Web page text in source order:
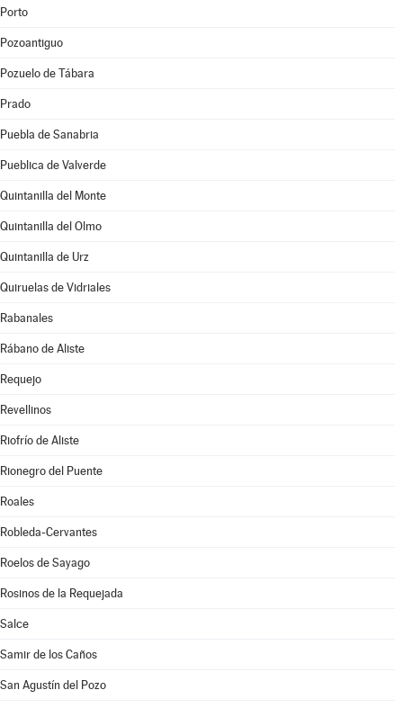
Porto
Pozoantiguo
Pozuelo de Tábara
Prado
Puebla de Sanabria
Pueblica de Valverde
Quintanilla del Monte
Quintanilla del Olmo
Quintanilla de Urz
Quiruelas de Vidriales
Rabanales
Rábano de Aliste
Requejo
Revellinos
Riofrío de Aliste
Rionegro del Puente
Roales
Robleda-Cervantes
Roelos de Sayago
Rosinos de la Requejada
Salce
Samir de los Caños
San Agustín del Pozo